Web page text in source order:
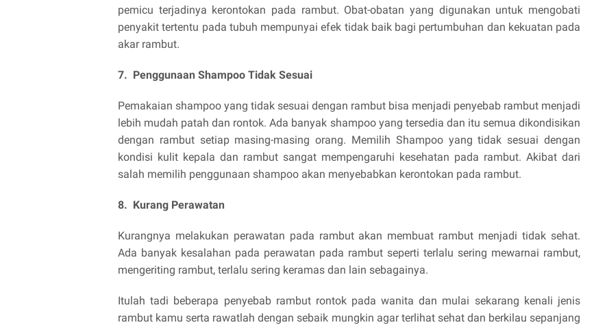
pemicu terjadinya kerontokan pada rambut. Obat-obatan yang digunakan untuk mengobati
penyakit tertentu pada tubuh mempunyai efek tidak baik bagi pertumbuhan dan kekuatan pada
akar rambut.
7. Penggunaan Shampoo Tidak Sesuai
Pemakaian shampoo yang tidak sesuai dengan rambut bisa menjadi penyebab rambut menjadi
lebih mudah patah dan rontok. Ada banyak shampoo yang tersedia dan itu semua dikondisikan
dengan rambut setiap masing-masing orang. Memilih Shampoo yang tidak sesuai dengan
kondisi kulit kepala dan rambut sangat mempengaruhi kesehatan pada rambut. Akibat dari
salah memilih penggunaan shampoo akan menyebabkan kerontokan pada rambut.
8. Kurang Perawatan
Kurangnya melakukan perawatan pada rambut akan membuat rambut menjadi tidak sehat.
Ada banyak kesalahan pada perawatan pada rambut seperti terlalu sering mewarnai rambut,
mengeriting rambut, terlalu sering keramas dan lain sebagainya.
Itulah tadi beberapa penyebab rambut rontok pada wanita dan mulai sekarang kenali jenis
rambut kamu serta rawatlah dengan sebaik mungkin agar terlihat sehat dan berkilau sepanjang